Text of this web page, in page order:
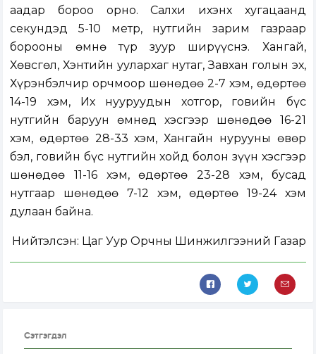
аадар бороо орно. Салхи ихэнх хугацаанд
секундэд 5-10 метр, нутгийн зарим газраар
борооны өмнө түр зуур ширүүснэ. Хангай,
Хөвсгөл, Хэнтийн уулархаг нутаг, Завхан голын эх,
Хүрэнбэлчир орчмоор шөнөдөө 2-7 хэм, өдөртөө
14-19 хэм, Их нууруудын хотгор, говийн бүс
нутгийн баруун өмнөд хэсгээр шөнөдөө 16-21
хэм, өдөртөө 28-33 хэм, Хангайн нурууны өвөр
бэл, говийн бүс нутгийн хойд болон зүүн хэсгээр
шөнөдөө 11-16 хэм, өдөртөө 23-28 хэм, бусад
нутгаар шөнөдөө 7-12 хэм, өдөртөө 19-24 хэм
дулаан байна.
Нийтэлсэн: Цаг Уур Орчны Шинжилгээний Газар
Сэтгэгдэл